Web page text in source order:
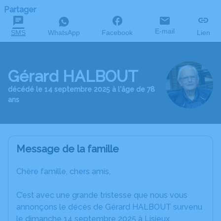
Partager
SMS WhatsApp Facebook E-mail Lien
Gérard HALBOUT
décédé le 14 septembre 2025 à l'âge de 78
ans
Message de la famille
Chère famille, chers amis,
C’est avec une grande tristesse que nous vous
annonçons le décès de Gérard HALBOUT survenu
le dimanche 14 septembre 2025 à Lisieux.